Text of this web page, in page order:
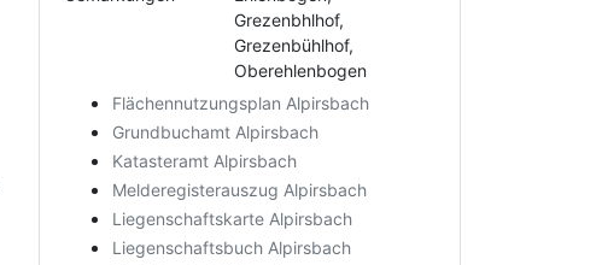
Grezenbhlhof,
Grezenbühlhof,
Oberehlenbogen
Flächennutzungsplan Alpirsbach
Grundbuchamt Alpirsbach
Katasteramt Alpirsbach
Melderegisterauszug Alpirsbach
Liegenschaftskarte Alpirsbach
Liegenschaftsbuch Alpirsbach